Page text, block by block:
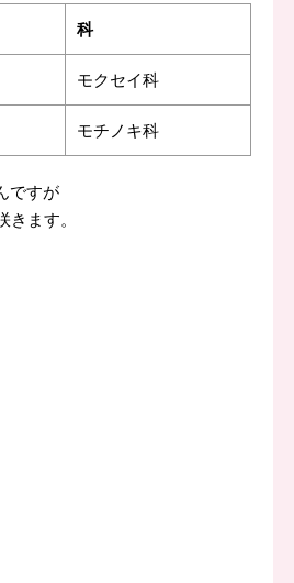
科
モクセイ科
モチノキ科
ですが
ます。